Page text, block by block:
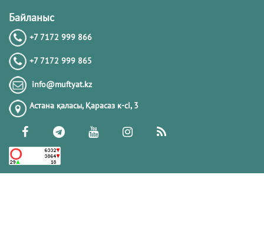
Байланыс
+7 7172 999 866
+7 7172 999 865
info@muftyat.kz
Астана қаласы, Қарасаз к-сi, 3